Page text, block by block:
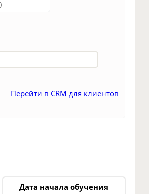
Перейти в CRM для клиентов
Дата начала обучения